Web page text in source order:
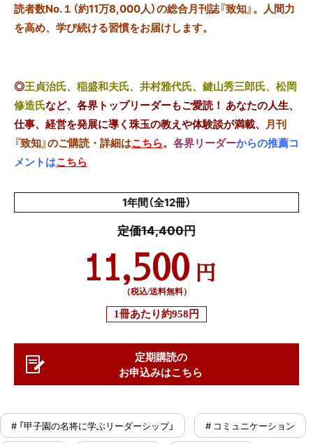
読者数No.１（約11万8,000人）の総合月刊誌『致知』。人間力
を高め、学び続ける習慣をお届けします。
◎王貞治氏、稲盛和夫氏、井村雅代氏、鍵山秀三郎氏、松岡
修造氏など、各界トップリーダーもご愛読！ あなたの人生、
仕事、経営を発展に導く珠玉の教えや体験談が満載、 月刊
『致知』のご購読・詳細はこちら。 各界リーダーからの推薦コ
メントはこちら
1年間（全12冊）
定価14,400円
11,500 円
（税込/送料無料）
1冊あたり約958円
定期購読の
お申込みはこちら
# 「甲子園の名将に学ぶリーダーシップ」 # コミュニケーション